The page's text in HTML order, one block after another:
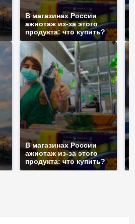
В магазинах России
ажиотаж из-за этого
продукта: что купить?
В магазинах России
ажиотаж из-за этого
продукта: что купить?